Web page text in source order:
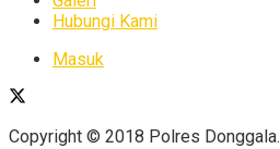
Hubungi Kami
Masuk
Copyright © 2018 Polres Donggala.